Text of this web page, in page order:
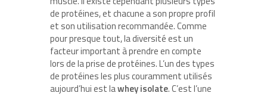
de protéines, et chacune a son propre profil
et son utilisation recommandée. Comme
pour presque tout, la diversité est un
facteur important à prendre en compte
lors de la prise de protéines. L’un des types
de protéines les plus couramment utilisés
aujourd’hui est lawhey isolate. C’est l’une